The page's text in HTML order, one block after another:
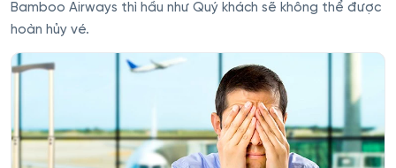
Bamboo Airways thì hầu như Quý khách sẽ không thể được
hoàn hủy vé.